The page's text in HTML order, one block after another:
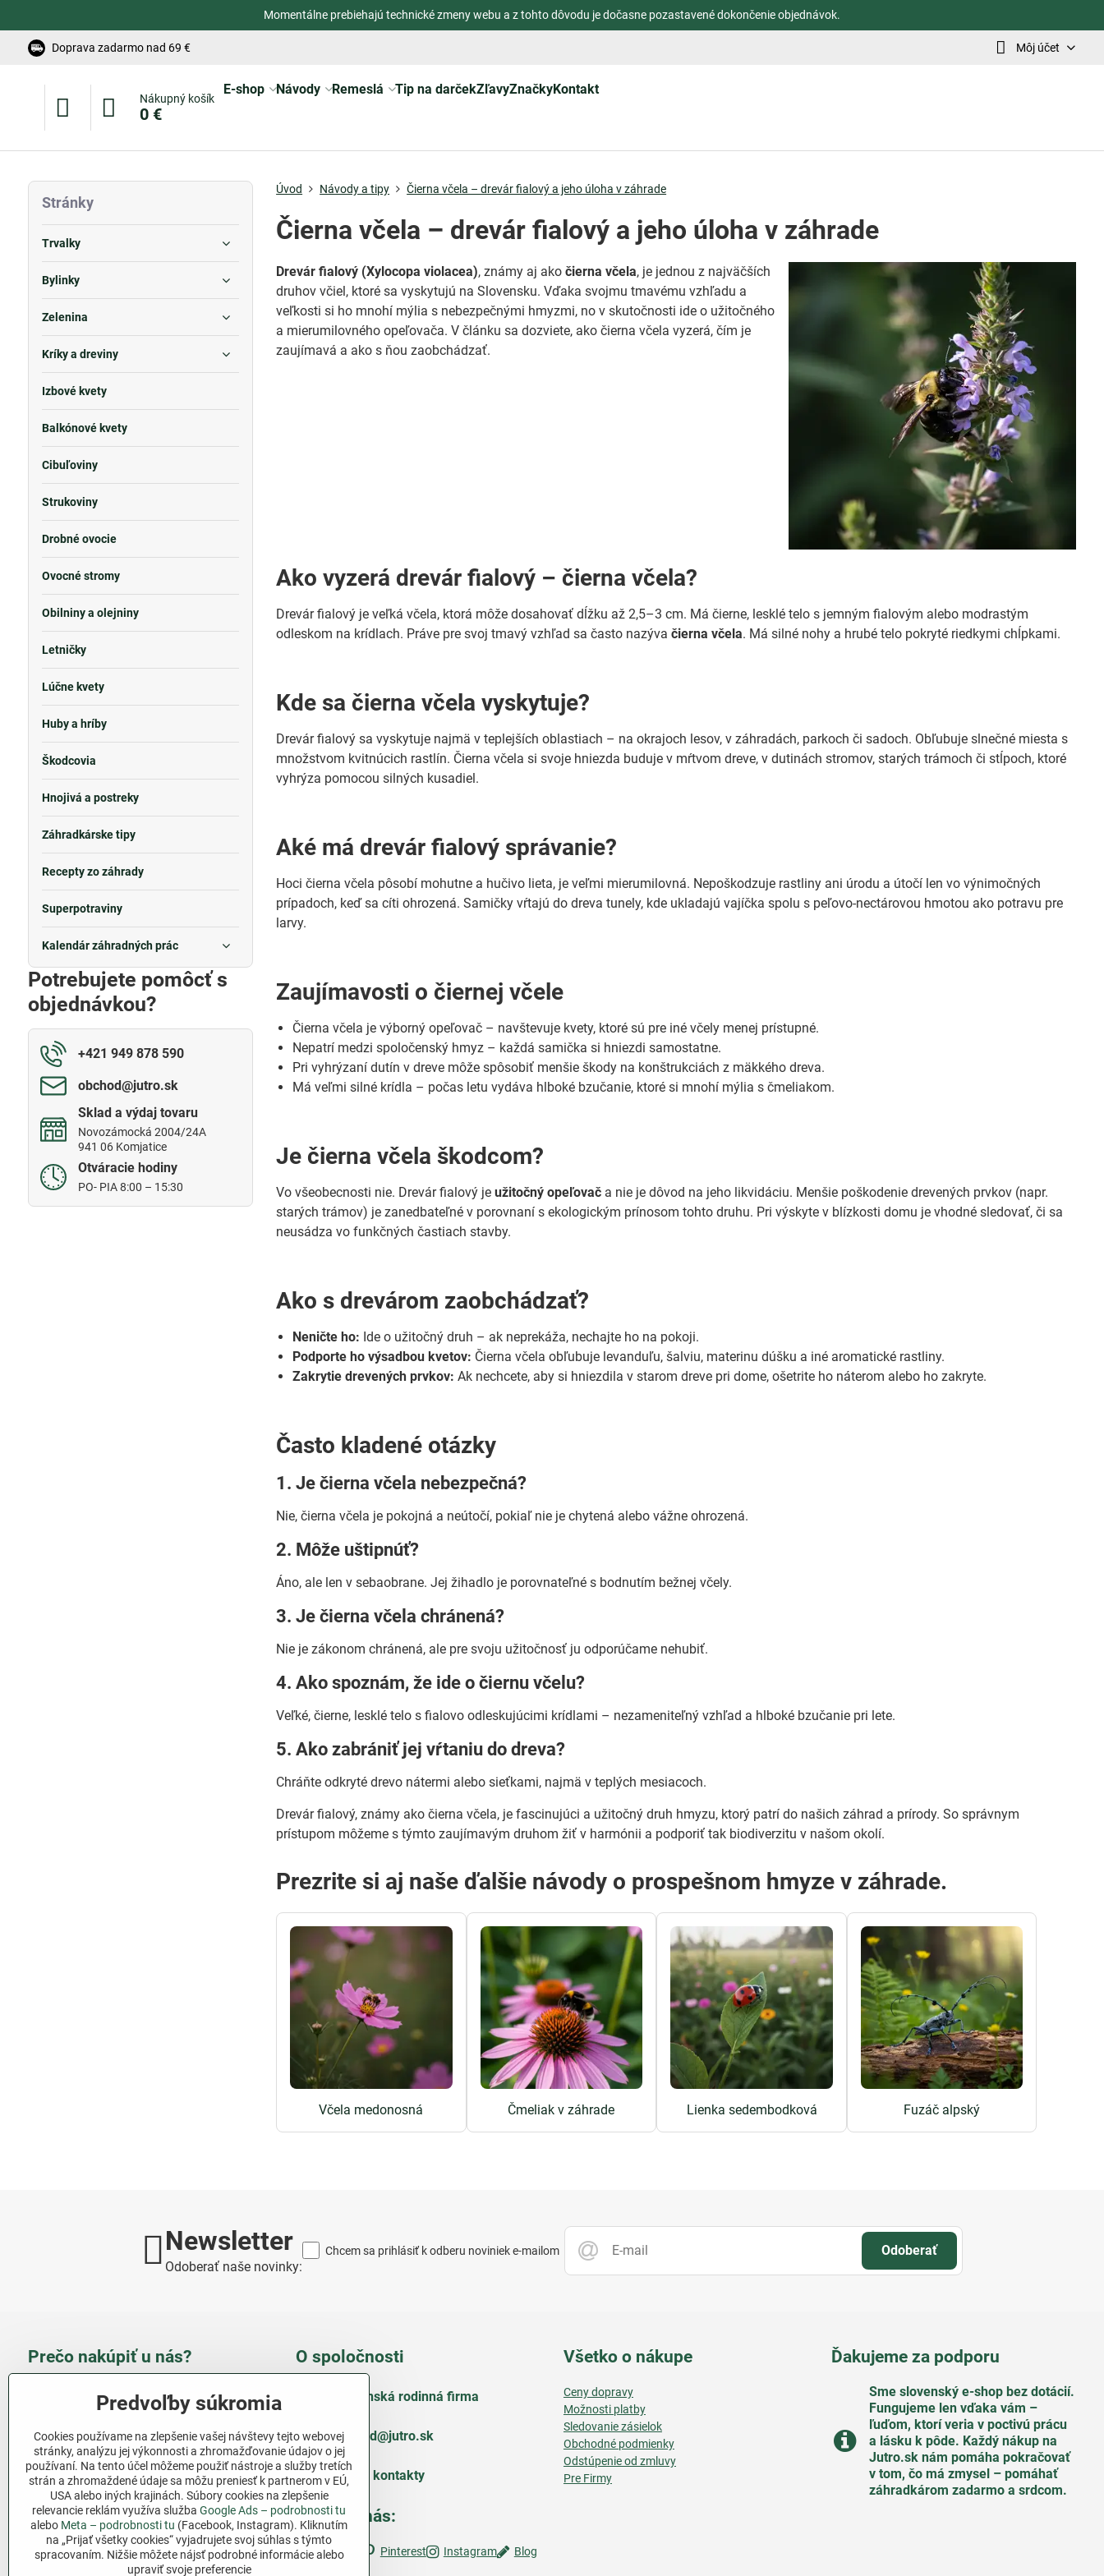
Momentálne prebiehajú technické zmeny webu a z tohto dôvodu je dočasne pozastavené dokončenie objednávok.
Doprava zadarmo nad 69 € Môj účet
Nákupný košík
0 €
E-shop Návody Remeslá Tip na darčekZľavyZnačkyKontakt
Úvod Návody a tipy Čierna včela – drevár fialový a jeho úloha v záhrade
Čierna včela – drevár fialový a jeho úloha v záhrade
Drevár fialový (Xylocopa violacea), známy aj akočierna včela, je jednou z najväčších
druhov včiel, ktoré sa vyskytujú na Slovensku. Vďaka svojmu tmavému vzhľadu a
veľkosti si ho mnohí mýlia s nebezpečnými hmyzmi, no v skutočnosti ide o užitočného
a mierumilovného opeľovača. V článku sa dozviete, ako čierna včela vyzerá, čím je
zaujímavá a ako s ňou zaobchádzať.
Ako vyzerá drevár fialový – čierna včela?
Drevár fialový je veľká včela, ktorá môže dosahovať dĺžku až 2,5–3 cm. Má čierne, lesklé telo s jemným fialovým alebo modrastým
odleskom na krídlach. Práve pre svoj tmavý vzhľad sa často nazývačierna včela. Má silné nohy a hrubé telo pokryté riedkymi chĺpkami.
Kde sa čierna včela vyskytuje?
Drevár fialový sa vyskytuje najmä v teplejších oblastiach – na okrajoch lesov, v záhradách, parkoch či sadoch. Obľubuje slnečné miesta s
množstvom kvitnúcich rastlín. Čierna včela si svoje hniezda buduje v mŕtvom dreve, v dutinách stromov, starých trámoch či stĺpoch, ktoré
vyhrýza pomocou silných kusadiel.
Aké má drevár fialový správanie?
Hoci čierna včela pôsobí mohutne a hučivo lieta, je veľmi mierumilovná. Nepoškodzuje rastliny ani úrodu a útočí len vo výnimočných
prípadoch, keď sa cíti ohrozená. Samičky vŕtajú do dreva tunely, kde ukladajú vajíčka spolu s peľovo-nectárovou hmotou ako potravu pre
larvy.
Zaujímavosti o čiernej včele
Čierna včela je výborný opeľovač – navštevuje kvety, ktoré sú pre iné včely menej prístupné.
Nepatrí medzi spoločenský hmyz – každá samička si hniezdi samostatne.
Pri vyhrýzaní dutín v dreve môže spôsobiť menšie škody na konštrukciách z mäkkého dreva.
Má veľmi silné krídla – počas letu vydáva hlboké bzučanie, ktoré si mnohí mýlia s čmeliakom.
Je čierna včela škodcom?
Vo všeobecnosti nie. Drevár fialový jeužitočný opeľovač a nie je dôvod na jeho likvidáciu. Menšie poškodenie drevených prvkov (napr.
starých trámov) je zanedbateľné v porovnaní s ekologickým prínosom tohto druhu. Pri výskyte v blízkosti domu je vhodné sledovať, či sa
neusádza vo funkčných častiach stavby.
Ako s drevárom zaobchádzať?
Neničte ho: Ide o užitočný druh – ak neprekáža, nechajte ho na pokoji.
Podporte ho výsadbou kvetov: Čierna včela obľubuje levanduľu, šalviu, materinu dúšku a iné aromatické rastliny.
Zakrytie drevených prvkov: Ak nechcete, aby si hniezdila v starom dreve pri dome, ošetrite ho náterom alebo ho zakryte.
Často kladené otázky
1. Je čierna včela nebezpečná?
Nie, čierna včela je pokojná a neútočí, pokiaľ nie je chytená alebo vážne ohrozená.
2. Môže uštipnúť?
Áno, ale len v sebaobrane. Jej žihadlo je porovnateľné s bodnutím bežnej včely.
3. Je čierna včela chránená?
Nie je zákonom chránená, ale pre svoju užitočnosť ju odporúčame nehubiť.
4. Ako spoznám, že ide o čiernu včelu?
Veľké, čierne, lesklé telo s fialovo odleskujúcimi krídlami – nezameniteľný vzhľad a hlboké bzučanie pri lete.
5. Ako zabrániť jej vŕtaniu do dreva?
Chráňte odkryté drevo nátermi alebo sieťkami, najmä v teplých mesiacoch.
Drevár fialový, známy ako čierna včela, je fascinujúci a užitočný druh hmyzu, ktorý patrí do našich záhrad a prírody. So správnym
prístupom môžeme s týmto zaujímavým druhom žiť v harmónii a podporiť tak biodiverzitu v našom okolí.
Prezrite si aj naše ďalšie návody o prospešnom hmyze v záhrade.
Včela medonosná Čmeliak v záhrade Lienka sedembodková Fuzáč alpský
Stránky
Trvalky
Bylinky
Zelenina
Kríky a dreviny
Izbové kvety
Balkónové kvety
Cibuľoviny
Strukoviny
Drobné ovocie
Ovocné stromy
Obilniny a olejniny
Letničky
Lúčne kvety
Huby a hríby
Škodcovia
Hnojivá a postreky
Záhradkárske tipy
Recepty zo záhrady
Superpotraviny
Kalendár záhradných prác
Potrebujete pomôcť s
objednávkou?
+421 949 878 590
obchod​@jutro​.sk
Sklad a výdaj tovaru
Novozámocká 2004/24A
941 06 Komjatice
Otváracie hodiny
PO- PIA 8:00 – 15:30
Newsletter
Odoberať naše novinky:
Odoberať
Chcem sa prihlásiť k odberu noviniek e-mailom
Prečo nakúpiť u nás?
Takmer 100 % spokojných
zákazníkov
Nízka cena produktov - ušetríte
Rýchla komunikácia - mail
Pri nákupe nad 69 € doprava
zadarmo
Pri nákupe nad 39 € darček na
O spoločnosti
Slovenská rodinná firma
obchod​@jutro​.sk
Ďalšie kontakty
Sledujte nás:
Facebook Pinterest Instagram Blog
Všetko o nákupe
Ceny dopravy
Možnosti platby
Sledovanie zásielok
Obchodné podmienky
Odstúpenie od zmluvy
Pre Firmy
Ďakujeme za podporu
Sme slovenský e-shop bez dotácií​.
Fungujeme len vďaka vám –
ľuďom, ktorí veria v poctivú prácu
a lásku k pôde​. Každý nákup na
Jutro​.sk nám pomáha pokračovať
v tom, čo má zmysel – pomáhať
záhradkárom zadarmo a srdcom​.
Predvoľby súkromia
Cookies používame na zlepšenie vašej návštevy tejto webovej
stránky, analýzu jej výkonnosti a zhromažďovanie údajov o jej
používaní. Na tento účel môžeme použiť nástroje a služby tretích
strán a zhromaždené údaje sa môžu preniesť k partnerom v EÚ,
USA alebo iných krajinách. Súbory cookies na zlepšenie
relevancie reklám využíva služba Google Ads – podrobnosti tu
alebo Meta – podrobnosti tu (Facebook, Instagram). Kliknutím
na „Prijať všetky cookies“ vyjadrujete svoj súhlas s týmto
spracovaním. Nižšie môžete nájsť podrobné informácie alebo
upraviť svoje preferencie